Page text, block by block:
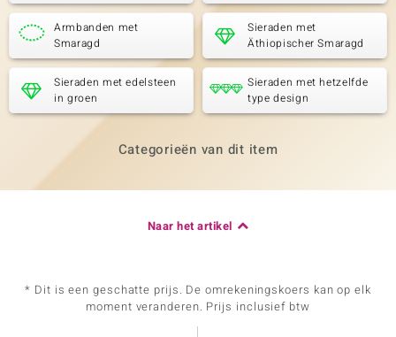
Armbanden met
Smaragd
Sieraden met
Äthiopischer Smaragd
Sieraden met edelsteen
in groen
Sieraden met hetzelfde
type design
Categorieën van dit item
Naar het artikel
* Dit is een geschatte prijs. De omrekeningskoers kan op elk
moment veranderen. Prijs inclusief btw